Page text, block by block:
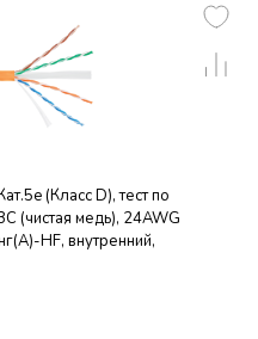
(Класс D), тест по
(чистая медь), 24AWG
HF, внутренний,